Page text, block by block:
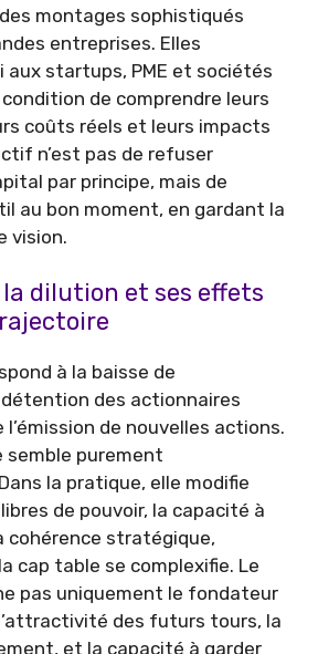
montages sophistiqués
entreprises. Elles
aux startups, PME et sociétés
de comprendre leurs
coûts réels et leurs impacts
n’est pas de refuser
par principe, mais de
au bon moment, en gardant la
vision.
dilution et ses effets
à la baisse de
des actionnaires
de nouvelles actions.
semble purement
la pratique, elle modifie
de pouvoir, la capacité à
cohérence stratégique,
cap table se complexifie. Le
pas uniquement le fondateur
des futurs tours, la
et la capacité à garder